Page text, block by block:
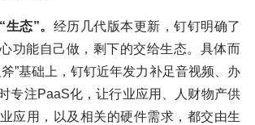
态”。 经历几代版本更新，钉钉明确了
功能自己做，剩下的交给生态。具体而
”基础上，钉钉近年发力补足音视频、办
专注PaaS化，让行业应用、人财物产供
应用，以及相关的硬件需求，都交由生